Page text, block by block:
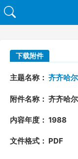
下载附件
主题名称：齐齐哈
附件名称： 齐齐哈
内容年度： 1988
文件格式： PDF